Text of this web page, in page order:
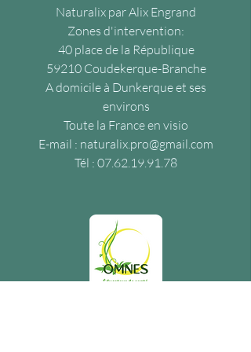
Naturalix par Alix Engrand
Zones d'intervention:
40 place de la République
59210 Coudekerque-Branche
A domicile à Dunkerque et ses
environs
Toute la France en visio
E-mail : naturalix.pro@gmail.com
Tél : 07.62.19.91.78